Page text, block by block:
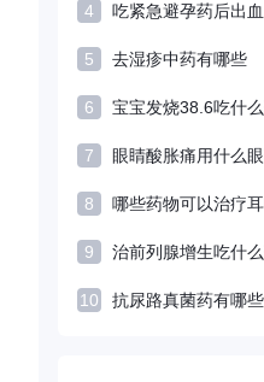
4 吃紧急避孕药后出
5 去湿疹中药有哪些
6 宝宝发烧38.6吃什
7 眼睛酸胀痛用什么
8 哪些药物可以治疗
9 治前列腺增生吃什
10 抗尿路真菌药有哪些